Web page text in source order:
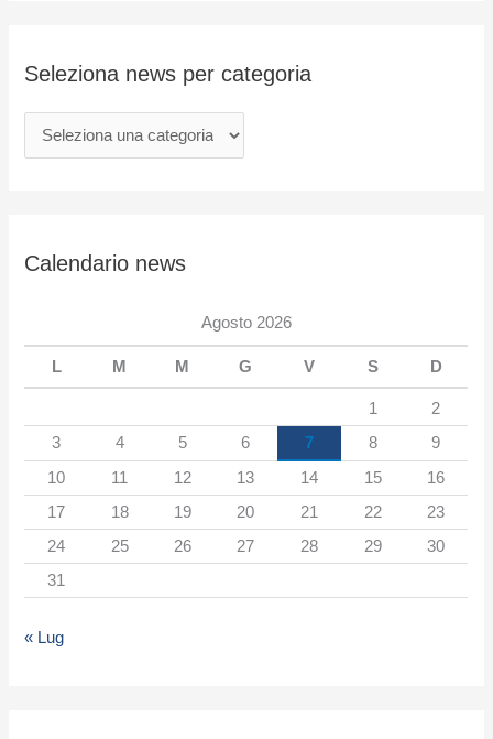
Seleziona news per categoria
n
e
r
g
o
r
i
Calendario news
Agosto 2026
L M M G V S D
1
2
3
4 5 6 7 8
9
10
11 12 13 14 15
16
17
18 19 20 21 22
23
24
25 26 27 28 29
30
31
« Lug